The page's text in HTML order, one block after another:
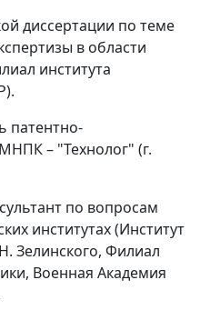
диссертации по теме
в области
института
патентно-
– "Технолог" (г.
по вопросам
институтах (Институт
Зелинского, Филиал
Военная Академия